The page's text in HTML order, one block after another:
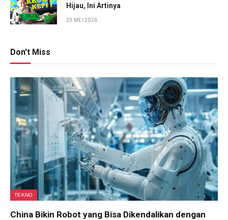
Hijau, Ini Artinya
23 MEI 2026
Don't Miss
TEKNO
China Bikin Robot yang Bisa Dikendalikan dengan